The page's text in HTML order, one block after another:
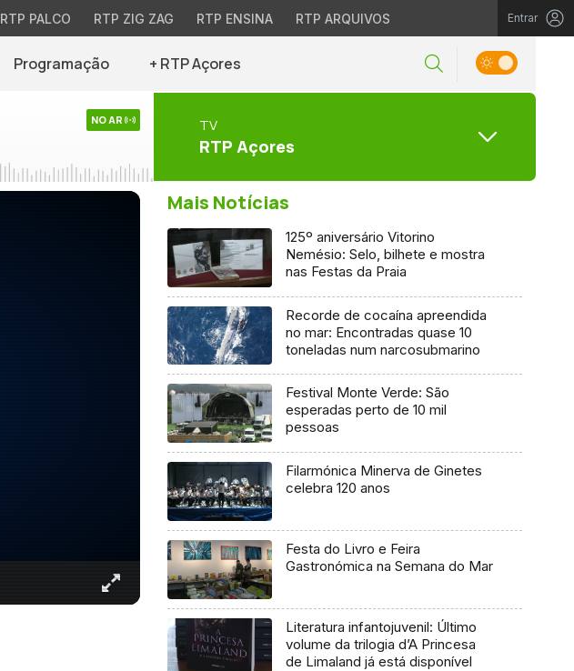
RTP PALCO RTP ZIG ZAG RTP ENSINA RTP ARQUIVOS Entrar
Programação + RTP Açores
NO AR TV
RTP Açores
Mais Notícias
125º aniversário Vitorino
Nemésio: Selo, bilhete e mostra
nas Festas da Praia
Recorde de cocaína apreendida
no mar: Encontradas quase 10
toneladas num narcosubmarino
Festival Monte Verde: São
esperadas perto de 10 mil
pessoas
Filarmónica Minerva de Ginetes
celebra 120 anos
Festa do Livro e Feira
Gastronómica na Semana do Mar
Literatura infantojuvenil: Último
volume da trilogia d’A Princesa
de Limaland já está disponível